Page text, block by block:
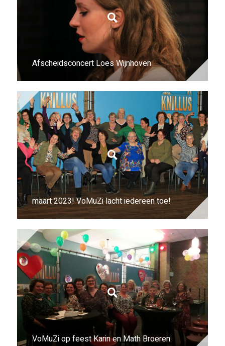
Afscheidsconcert Loes Wijnhoven
maart 2023! VoMuZi lacht iedereen toe!
VoMuZi op feest Karin en Math Broeren